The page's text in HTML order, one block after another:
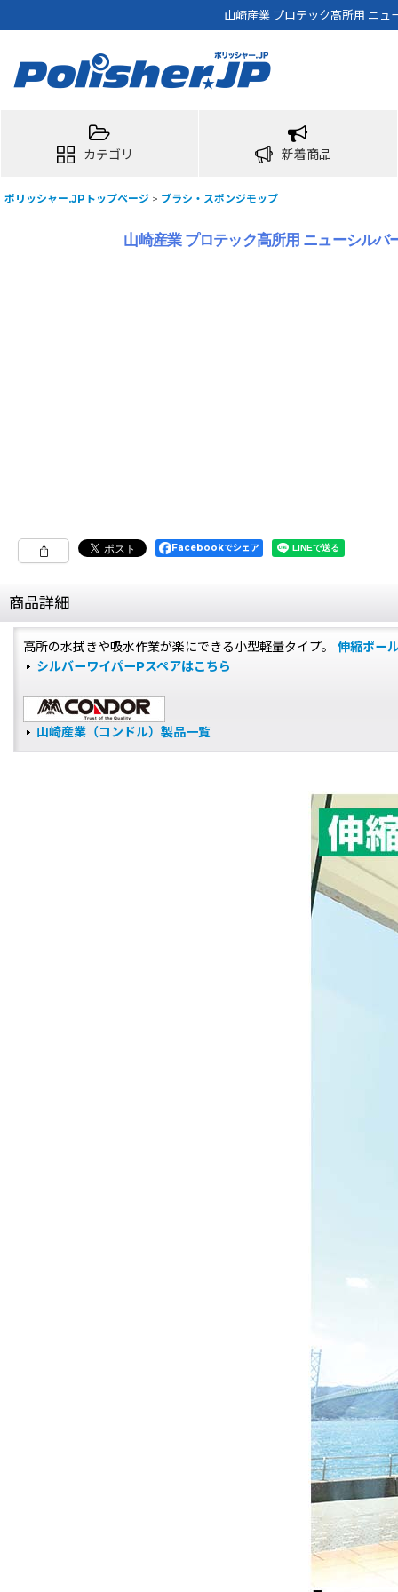
山崎産業 プロテック高所用 ニ
カテゴリ 新着商品
ポリッシャー.JPトップページ > ブラシ・スポンジモップ
山崎産業 プロテック高所用 ニューシル
Facebookでシェア
商品詳細
高所の水拭きや吸水作業が楽にできる小型軽量タイプ。 伸縮ポー
シルバーワイパーPスペアはこちら
山崎産業（コンドル）製品一覧